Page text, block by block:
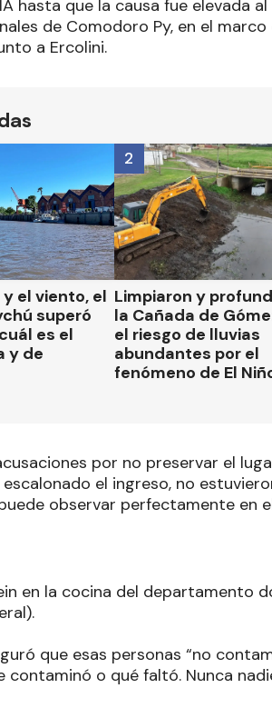
hasta que la causa fue elevada
de Comodoro Py, en el
a Ercolini.
el viento, el
superó
es el
y de
Limpiaron y
la Cañada de
el riesgo de lluvias
abundantes por el
fenómeno de El
2
por no preservar el
el ingreso, no
observar perfectamente en
en la cocina del
que esas personas “no
contaminó o qué faltó. Nunca